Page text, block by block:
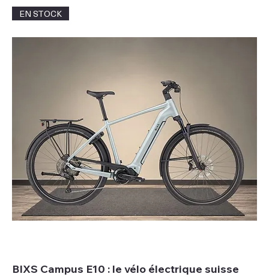
EN STOCK
BIXS Campus E10 : le vélo électrique suisse